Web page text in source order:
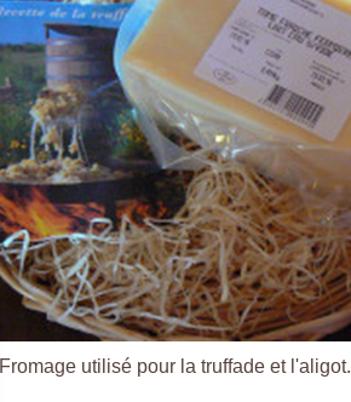
Fromage utilisé pour la truffade et l'aligot.